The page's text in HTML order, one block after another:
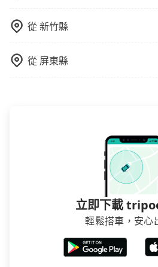
從新竹縣
從 屏東縣
立即下載
輕鬆搭車，安心